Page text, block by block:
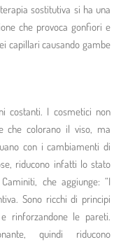
sostitutiva si ha una
che provoca gonfiori e
capillari causando gambe
costanti. I cosmetici non
che colorano il viso, ma
con i cambiamenti di
riducono infatti lo stato
che aggiunge: “I
Sono ricchi di principi
rinforzandone le pareti.
quindi riducono